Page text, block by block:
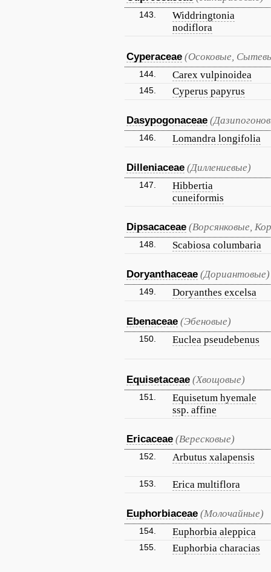
143.
Widdringtonia
nodiflora
Cyperaceae (Осоковые,
144. Carex vulpinoidea
145. Cyperus papyrus
Dasypogonaceae
146. Lomandra longifolia
Dilleniaceae (Диллениевые)
147.
Hibbertia
cuneiformis
Dipsacaceae (Ворсянковые,
148. Scabiosa columbaria
Doryanthaceae (Дориантовые)
149. Doryanthes excelsa
Ebenaceae (Эбеновые)
150. Euclea pseudebenus
Equisetaceae (Хвощовые)
151.
Equisetum hyemale
ssp. affine
Ericaceae (Вересковые)
152. Arbutus xalapensis
153. Erica multiflora
Euphorbiaceae (Молочайные)
154. Euphorbia aleppica
155. Euphorbia characias